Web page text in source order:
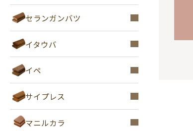
セランガンバツ
イタウバ
イペ
サイプレス
マニルカラ